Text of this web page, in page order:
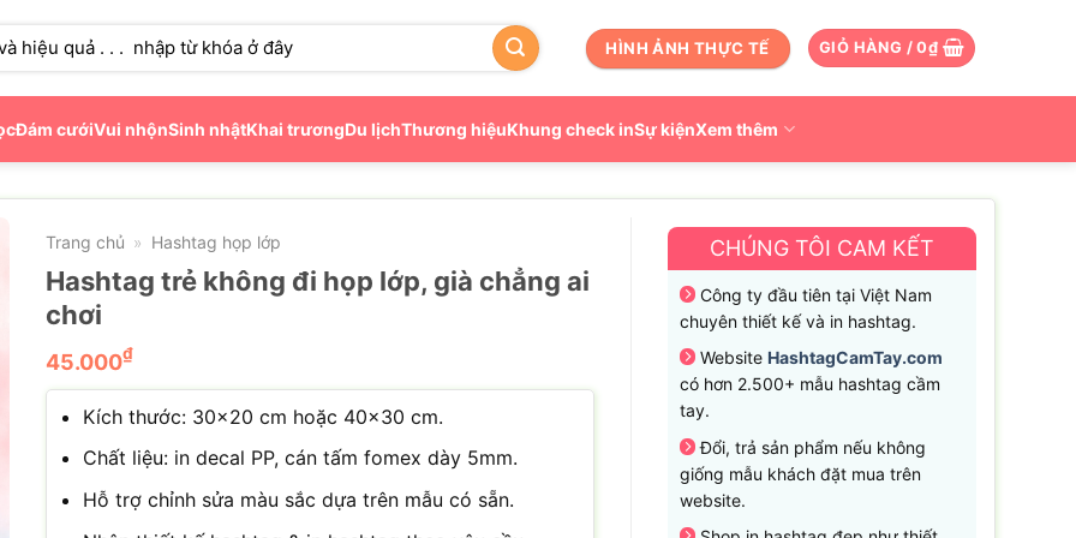
HÌNH ẢNH THỰC TẾ GIỎ HÀNG /0₫
Đám cướiVui nhộnSinh nhậtKhai trươngDu lịchThương hiệuKhung check inSự kiệnXem thêm
Trang chủ » Hashtag họp lớp
Hashtag trẻ không đi họp lớp, già chẳng ai
chơi
45.000₫
Kích thước: 30×20 cm hoặc 40×30 cm.
Chất liệu: in decal PP, cán tấm fomex dày 5mm.
Hỗ trợ chỉnh sửa màu sắc dựa trên mẫu có sẵn.
CHÚNG TÔI CAM KẾT
Công ty đầu tiên tại Việt Nam
chuyên thiết kế và in hashtag.
Website HashtagCamTay.com
có hơn 2.500+ mẫu hashtag cầm
tay.
Đổi, trả sản phẩm nếu không
giống mẫu khách đặt mua trên
website.